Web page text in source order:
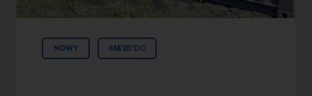
NOWY 6M/20'DC